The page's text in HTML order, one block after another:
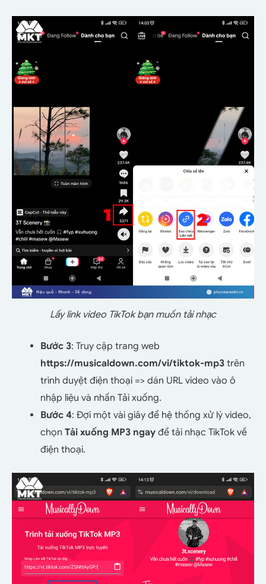
Lấy link video TikTok bạn muốn tải nhạc
Bước 3: Truy cập trang web
https://musicaldown.com/vi/tiktok-mp3 trên
trình duyệt điện thoại => dán URL video vào ô
nhập liệu và nhấn Tải xuống.
Bước 4: Đợi một vài giây để hệ thống xử lý video,
chọn Tải xuống MP3 ngay để tải nhạc TikTok về
điện thoại.